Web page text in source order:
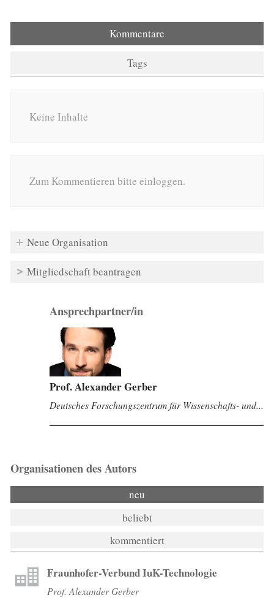
Kommentare
Tags
Keine Inhalte
Zum Kommentieren bitte einloggen.
Neue Organisation
Mitgliedschaft beantragen
Ansprechpartner/in
Prof. Alexander Gerber
Deutsches Forschungszentrum für Wissenschafts- und...
Organisationen des Autors
neu
beliebt
kommentiert
Fraunhofer-Verbund IuK-Technologie
Prof. Alexander Gerber